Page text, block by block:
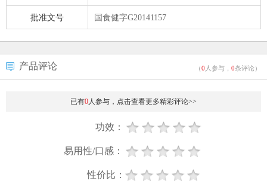
批准文号 国食健字G20141157
（0 人参与， 0条评论）
产品评论
已有0人参与，点击查看更多精彩评论>>
功效：
易用性/口感：
性价比：